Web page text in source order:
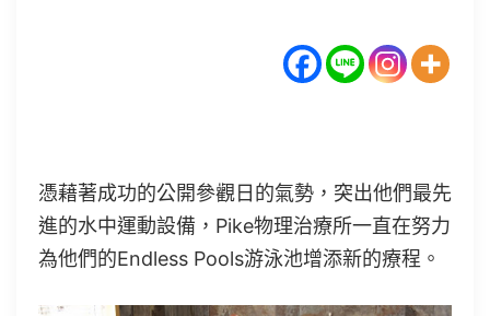
憑藉著成功的公開參觀日的氣勢，突出他們最先
進的水中運動設備，Pike物理治療所一直在努力
為他們的Endless Pools游泳池增添新的療程。